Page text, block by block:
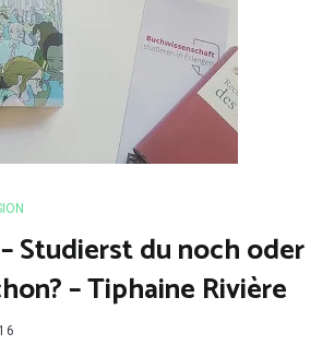
Studierst du noch oder
– Tiphaine Rivière